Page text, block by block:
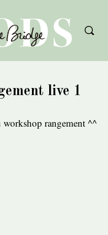
live 1
workshop rangement ^^